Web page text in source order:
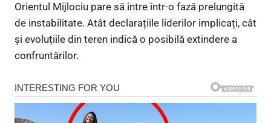
Orientul Mijlociu pare să intre într-o fază prelungită
de instabilitate. Atât declarațiile liderilor implicați, cât
și evoluțiile din teren indică o posibilă extindere a
confruntărilor.